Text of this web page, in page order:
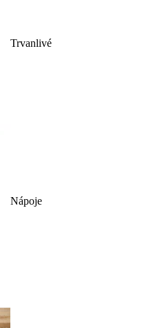
Trvanlivé
Nápoje